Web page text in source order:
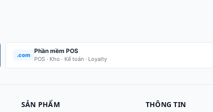
.com
Phần mềm POS
POS · Kho · Kế toán · Loyalty
SẢN PHẨM THÔNG TIN